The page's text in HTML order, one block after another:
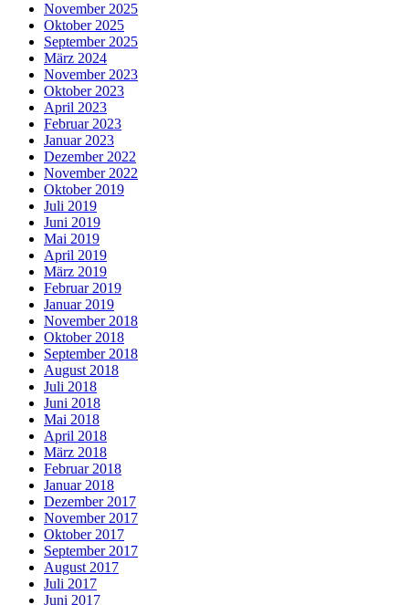
November 2025
Oktober 2025
September 2025
März 2024
November 2023
Oktober 2023
April 2023
Februar 2023
Januar 2023
Dezember 2022
November 2022
Oktober 2019
Juli 2019
Juni 2019
Mai 2019
April 2019
März 2019
Februar 2019
Januar 2019
November 2018
Oktober 2018
September 2018
August 2018
Juli 2018
Juni 2018
Mai 2018
April 2018
März 2018
Februar 2018
Januar 2018
Dezember 2017
November 2017
Oktober 2017
September 2017
August 2017
Juli 2017
Juni 2017